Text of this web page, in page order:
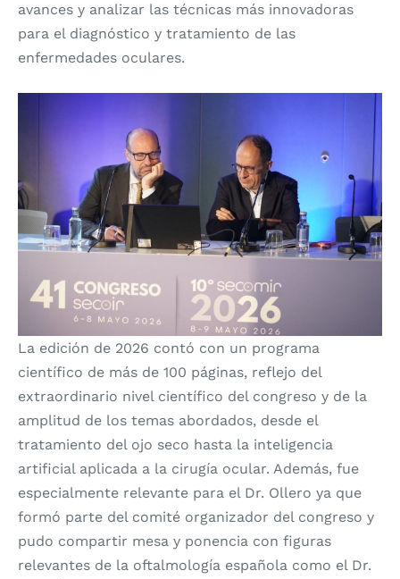
avances y analizar las técnicas más innovadoras
para el diagnóstico y tratamiento de las
enfermedades oculares.
La edición de 2026 contó con un programa
científico de más de 100 páginas, reflejo del
extraordinario nivel científico del congreso y de la
amplitud de los temas abordados, desde el
tratamiento del ojo seco hasta la inteligencia
artificial aplicada a la cirugía ocular. Además, fue
especialmente relevante para el Dr. Ollero ya que
formó parte del comité organizador del congreso y
pudo compartir mesa y ponencia con figuras
relevantes de la oftalmología española como el Dr.